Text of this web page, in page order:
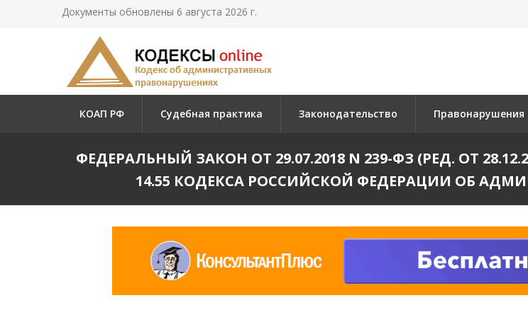
Документы обновлены 6 августа 2026 г.
КОАП РФ Судебная практика Законодательство Правонарушения
ФЕДЕРАЛЬНЫЙ ЗАКОН ОТ 29.07.2018 N 239-ФЗ (РЕД. ОТ
14.55 КОДЕКСА РОССИЙСКОЙ ФЕДЕРАЦИИ ОБ